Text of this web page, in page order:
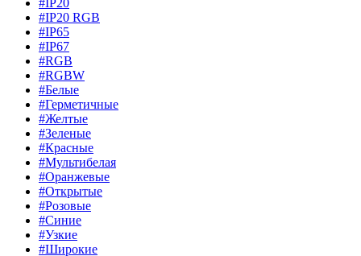
#IP20 RGB
#IP65
#IP67
#RGB
#RGBW
#Белые
#Герметичные
#Желтые
#Зеленые
#Красные
#Мультибелая
#Оранжевые
#Открытые
#Розовые
#Синие
#Узкие
#Широкие